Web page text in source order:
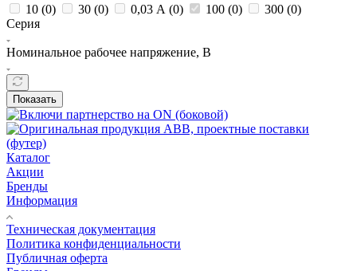
10 (0) 30 (0) 0,03 А (0) 100 (0) 300 (0)
Серия
Номинальное рабочее напряжение, В
Показать
Каталог
Акции
Бренды
Информация
Техническая документация
Политика конфиденциальности
Публичная оферта